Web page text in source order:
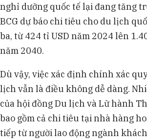
nghỉ dưỡng quốc tế lại đang tăng
BCG dự báo chi tiêu cho du lịch
ba, từ 424 tỉ USD năm 2024 lên
năm 2040.
Dù vậy, việc xác định chính xác
lịch vẫn là điều không dễ dàng.
của hội đồng Du lịch và Lữ hành
bao gồm cả chi tiêu tại nhà hàng
tiếp từ người lao động ngành